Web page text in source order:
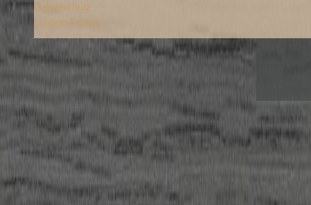
Datenschutz
Lustige Details